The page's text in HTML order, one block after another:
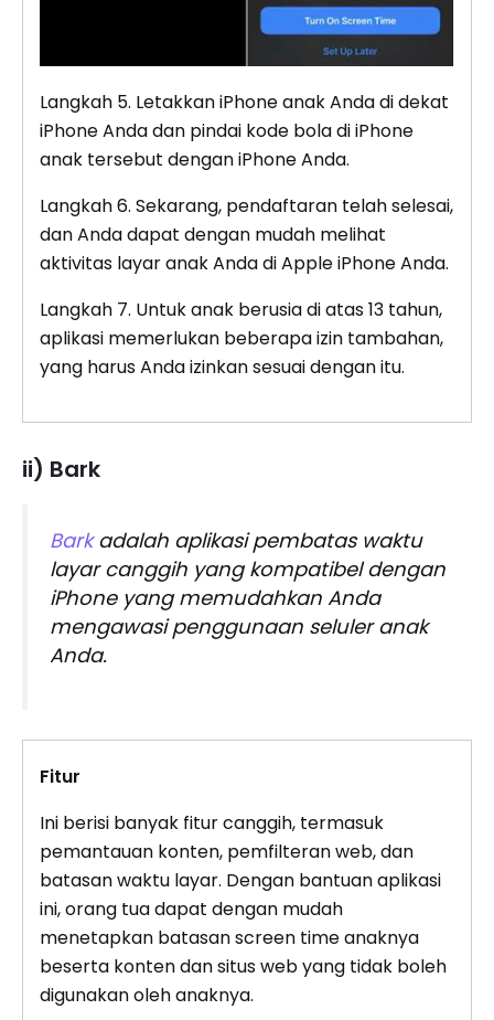
Langkah 5. Letakkan iPhone anak Anda di dekat
iPhone Anda dan pindai kode bola di iPhone
anak tersebut dengan iPhone Anda.
Langkah 6. Sekarang, pendaftaran telah selesai,
dan Anda dapat dengan mudah melihat
aktivitas layar anak Anda di Apple iPhone Anda.
Langkah 7. Untuk anak berusia di atas 13 tahun,
aplikasi memerlukan beberapa izin tambahan,
yang harus Anda izinkan sesuai dengan itu.
ii) Bark
Barkadalah aplikasi pembatas waktu
layar canggih yang kompatibel dengan
iPhone yang memudahkan Anda
mengawasi penggunaan seluler anak
Anda.
Fitur
Ini berisi banyak fitur canggih, termasuk
pemantauan konten, pemfilteran web, dan
batasan waktu layar. Dengan bantuan aplikasi
ini, orang tua dapat dengan mudah
menetapkan batasan screen time anaknya
beserta konten dan situs web yang tidak boleh
digunakan oleh anaknya.